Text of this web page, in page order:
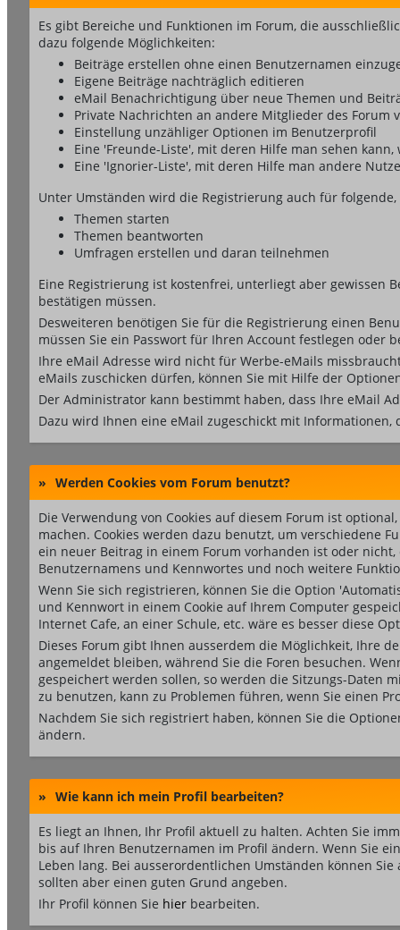
Es gibt Bereiche und Funktionen im Forum, die
dazu folgende Möglichkeiten:
Beiträge erstellen ohne einen Benutzernamen
Eigene Beiträge nachträglich editieren
eMail Benachrichtigung über neue Themen und
Private Nachrichten an andere Mitglieder des Forum
Einstellung unzähliger Optionen im Benutzerprofil
Eine 'Freunde-Liste', mit deren Hilfe man sehen
Eine 'Ignorier-Liste', mit deren Hilfe man andere
Unter Umständen wird die Registrierung auch für
Themen starten
Themen beantworten
Umfragen erstellen und daran teilnehmen
Eine Registrierung ist kostenfrei, unterliegt aber gewissen
bestätigen müssen.
Desweiteren benötigen Sie für die Registrierung einen
müssen Sie ein Passwort für Ihren Account festlegen oder
Ihre eMail Adresse wird nicht für Werbe-eMails
eMails zuschicken dürfen, können Sie mit Hilfe der
Der Administrator kann bestimmt haben, dass Ihre eMail
Dazu wird Ihnen eine eMail zugeschickt mit
» Werden Cookies vom Forum benutzt?
Die Verwendung von Cookies auf diesem Forum ist
machen. Cookies werden dazu benutzt, um verschiedene
ein neuer Beitrag in einem Forum vorhanden ist oder
Benutzernamens und Kennwortes und noch weitere
Wenn Sie sich registrieren, können Sie die Option
und Kennwort in einem Cookie auf Ihrem Computer
Internet Cafe, an einer Schule, etc. wäre es besser diese
Dieses Forum gibt Ihnen ausserdem die Möglichkeit, Ihre
angemeldet bleiben, während Sie die Foren besuchen.
gespeichert werden sollen, so werden die Sitzungs-Daten
zu benutzen, kann zu Problemen führen, wenn Sie einen
Nachdem Sie sich registriert haben, können Sie die
ändern.
» Wie kann ich mein Profil bearbeiten?
Es liegt an Ihnen, Ihr Profil aktuell zu halten. Achten Sie
bis auf Ihren Benutzernamen im Profil ändern. Wenn Sie
Leben lang. Bei ausserordentlichen Umständen können
sollten aber einen guten Grund angeben.
Ihr Profil können Sie hier bearbeiten.